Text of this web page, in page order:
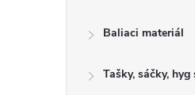
Baliaci materiál
Tašky, sáčky, hyg